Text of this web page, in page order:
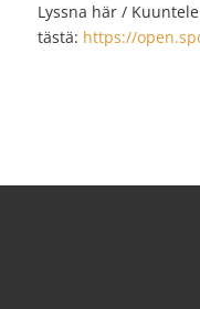
Lyssna här / Kuuntele
tästä: https://